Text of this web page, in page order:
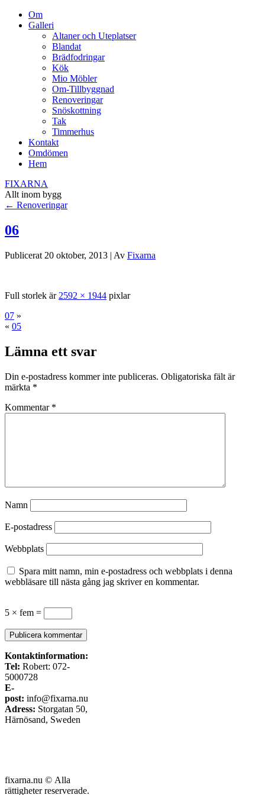
Om
Galleri
Altaner och Uteplatser
Blandat
Brädfodringar
Kök
Mio Möbler
Om-Tillbyggnad
Renoveringar
Snöskottning
Tak
Timmerhus
Kontakt
Omdömen
Hem
FIXARNA
Allt inom bygg
← Renoveringar
06
Publicerat 20 oktober, 2013 | Av Fixarna
Full storlek är 2592 × 1944 pixlar
07 »
« 05
Lämna ett svar
Din e-postadress kommer inte publiceras. Obligatoriska fält är
märkta *
Kommentar *
Namn
E-postadress
Webbplats
Spara mitt namn, min e-postadress och webbplats i denna
webbläsare till nästa gång jag skriver en kommentar.
5 × fem =
Kontaktinformation:
Tel: Robert: 072-
5000728
E-
post: info@fixarna.nu
Adress: Storgatan 50,
Härnösand, Sweden
fixarna.nu © Alla
rättigheter reserverade.